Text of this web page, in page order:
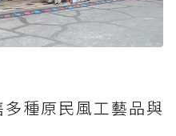
種原民風工藝品與